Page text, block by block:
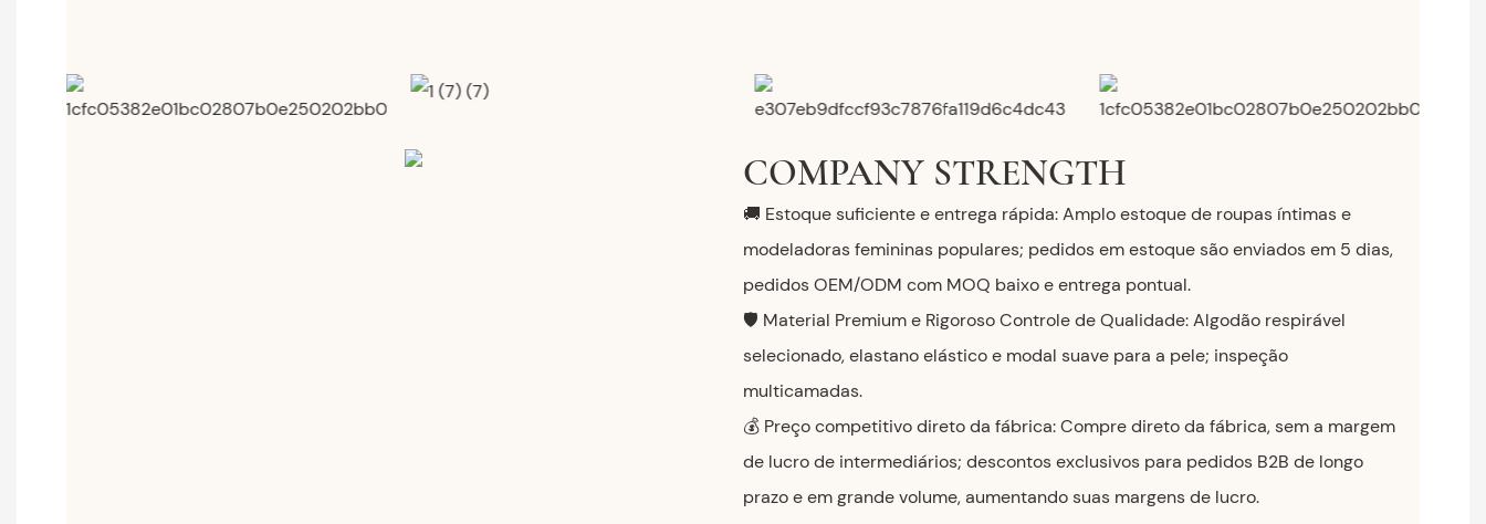
COMPANY STRENGTH
🚚 Estoque suficiente e entrega rápida: Amplo estoque de roupas íntimas e
modeladoras femininas populares; pedidos em estoque são enviados em 5 dias,
pedidos OEM/ODM com MOQ baixo e entrega pontual.
🛡️ Material Premium e Rigoroso Controle de Qualidade: Algodão respirável
selecionado, elastano elástico e modal suave para a pele; inspeção
multicamadas.
💰 Preço competitivo direto da fábrica: Compre direto da fábrica, sem a margem
de lucro de intermediários; descontos exclusivos para pedidos B2B de longo
prazo e em grande volume, aumentando suas margens de lucro.